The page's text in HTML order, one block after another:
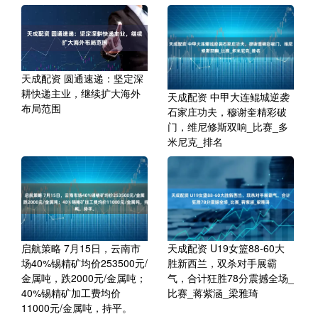
天成配资 圆通速递：坚定深
耕快递主业，继续扩大海外
布局范围
天成配资 中甲大连鲲城逆袭
石家庄功夫，穆谢奎精彩破
门，维尼修斯双响_比赛_多
米尼克_排名
启航策略 7月15日，云南市
场40%锡精矿均价253500元/
金属吨，跌2000元/金属吨；
40%锡精矿加工费均价
11000元/金属吨，持平。
天成配资 U19女篮88-60大
胜新西兰，双杀对手展霸
气，合计狂胜78分震撼全场_
比赛_蒋紫涵_梁雅琦